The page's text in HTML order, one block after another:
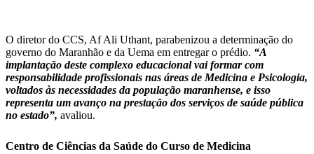
O diretor do CCS, Af Ali Uthant, parabenizou a determinação do
governo do Maranhão e da Uema em entregar o prédio. “A
implantação deste complexo educacional vai formar com
responsabilidade profissionais nas áreas de Medicina e Psicologia,
voltados às necessidades da população maranhense, e isso
representa um avanço na prestação dos serviços de saúde pública
no estado”, avaliou.
Centro de Ciências da Saúde do Curso de Medicina